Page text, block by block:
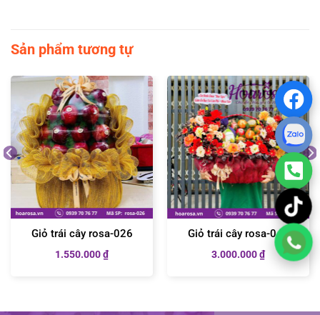
Sản phẩm tương tự
Giỏ trái cây rosa-026
1.550.000₫
Giỏ trái cây rosa-046
3.000.000₫